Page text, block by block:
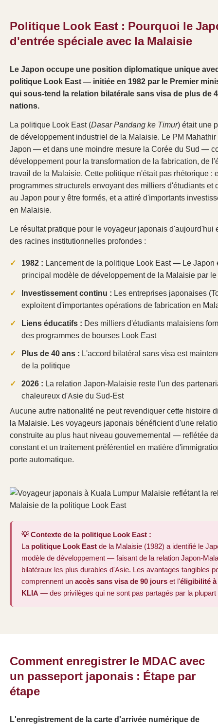
Politique Look East : Pourquoi le
d'entrée spéciale avec la Malaisie
Le Japon occupe une position diplomatique unique
politique Look East — initiée en 1982 par le Premier
qui sous-tend la relation bilatérale sans visa de plus de
nations.
La politique Look East (Dasar Pandang ke Timur) était une
de développement industriel de la Malaisie. Le PM
Japon — et dans une moindre mesure la Corée du Sud —
développement pour la transformation de la fabrication, de
travail de la Malaisie. Cette politique n'était pas rhétorique :
programmes structurels envoyant des milliers d'étudiants
au Japon pour y être formés, et a attiré d'importants
en Malaisie.
Le résultat pratique pour le voyageur japonais d'aujourd'hui
des racines institutionnelles profondes :
1982 : Lancement de la politique Look East — Le Japon
principal modèle de développement de la Malaisie par
Investissement continu : Les entreprises japonaises
exploitent d'importantes opérations de fabrication en
Liens éducatifs : Des milliers d'étudiants malaisiens
des programmes de bourses Look East
Plus de 40 ans : L'accord bilatéral sans visa est
de la politique
2026 : La relation Japon-Malaisie reste l'un des
chaleureux d'Asie du Sud-Est
Aucune autre nationalité ne peut revendiquer cette histoire
la Malaisie. Les voyageurs japonais bénéficient d'une
construite au plus haut niveau gouvernemental — reflétée
constant et un traitement préférentiel en matière
porte automatique.
💡 Contexte de la politique Look East :
La politique Look East de la Malaisie (1982) a identifié le
modèle de développement — faisant de la relation Japon-
bilatéraux les plus durables d'Asie. Les avantages tangibles
comprennent un accès sans visa de 90 jours et l'éligibilité
KLIA — des privilèges qui ne sont pas partagés par la
Comment enregistrer le MDAC avec
un passeport japonais : Étape par
étape
L'enregistrement de la carte d'arrivée numérique de